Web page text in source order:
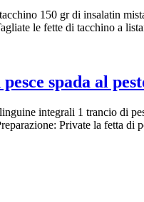
150 gr di insalatin
le fette di tacchino a
spada al
integrali 1 trancio di
Private la fetta di